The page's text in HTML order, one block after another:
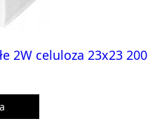
2W celuloza 23x23 200